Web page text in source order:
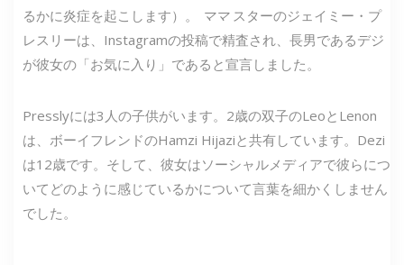
るかに炎症を起こします）。
ママスターのジェイミー・プ
レスリーは、Instagramの投稿で精査され、長男であるデジ
が彼女の「お気に入り」であると宣言しました。
Presslyには3人の子供がいます。2歳の双子のLeoとLenon
は、ボーイフレンドのHamzi Hijaziと共有しています。Dezi
は12歳です。そして、彼女はソーシャルメディアで彼らにつ
いてどのように感じているかについて言葉を細かくしません
でした。